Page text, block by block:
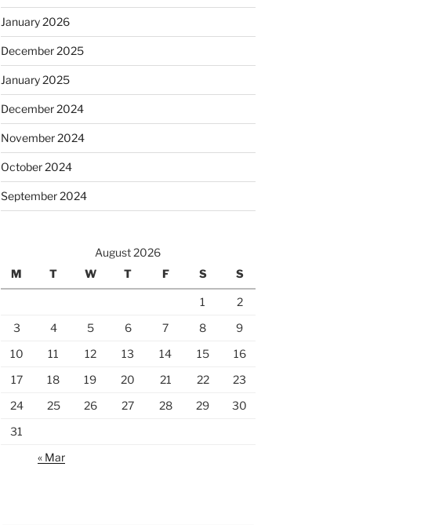
January 2026
December 2025
January 2025
December 2024
November 2024
October 2024
September 2024
August 2026
M
T W T F S S
1
2
3
4 5 6 7 8
9
10
11 12 13 14 15
16
17
18 19 20 21 22
23
24
25 26 27 28 29
30
31
« Mar